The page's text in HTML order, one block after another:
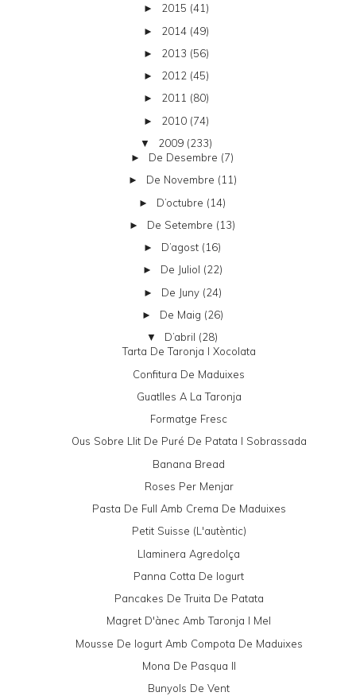
► 2015 (41)
► 2014 (49)
► 2013 (56)
► 2012 (45)
► 2011 (80)
► 2010 (74)
▼ 2009 (233)
► De Desembre (7)
► De Novembre (11)
► D’octubre (14)
► De Setembre (13)
► D’agost (16)
► De Juliol (22)
► De Juny (24)
► De Maig (26)
▼ D’abril (28)
Tarta De Taronja I Xocolata
Confitura De Maduixes
Guatlles A La Taronja
Formatge Fresc
Ous Sobre Llit De Puré De Patata I Sobrassada
Banana Bread
Roses Per Menjar
Pasta De Full Amb Crema De Maduixes
Petit Suisse (l'autèntic)
Llaminera Agredolça
Panna Cotta De Iogurt
Pancakes De Truita De Patata
Magret D'ànec Amb Taronja I Mel
Mousse De Iogurt Amb Compota De Maduixes
Mona De Pasqua II
Bunyols De Vent